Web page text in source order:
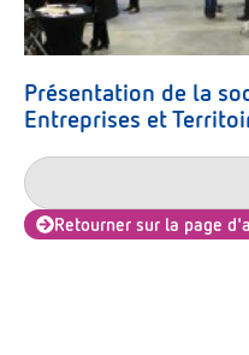
Présentation de la
Entreprises et
Retourner sur la page